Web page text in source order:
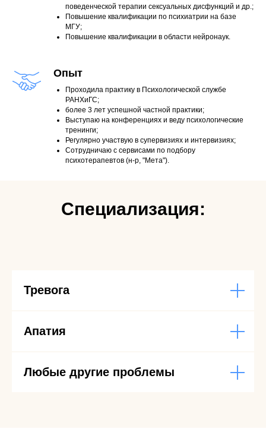
поведенческой терапии сексуальных дисфункций и др.;
Повышение квалификации по психиатрии на базе
МГУ;
Повышение квалификации в области нейронаук.
Опыт
Проходила практику в Психологической службе
РАНХиГС;
более 3 лет успешной частной практики;
Выступаю на конференциях и веду психологические
тренинги;
Регулярно участвую в супервизиях и интервизиях;
Сотрудничаю с сервисами по подбору
психотерапевтов (н-р, "Мета").
Специализация:
Тревога
Апатия
Любые другие проблемы